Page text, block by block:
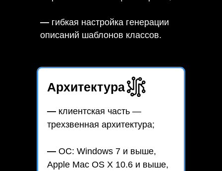
— гибкая настройка генерации
описаний шаблонов классов.
— клиентская часть —
трехзвенная архитектура;
— ОС: Windows 7 и выше,
Apple Mac OS X 10.6 и выше,
Архитектура